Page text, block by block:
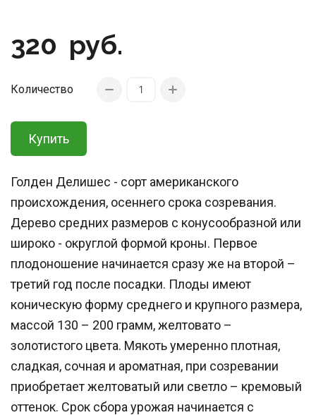
320 руб.
Количество
Купить
Голден Делишес - сорт американского
происхождения, осеннего срока созревания.
Дерево средних размеров с конусообразной или
широко - округлой формой кроны. Первое
плодоношение начинается сразу же на второй –
третий год после посадки. Плоды имеют
коническую форму среднего и крупного размера,
массой 130 – 200 грамм, желтовато –
золотистого цвета. Мякоть умеренно плотная,
сладкая, сочная и ароматная, при созревании
приобретает желтоватый или светло – кремовый
оттенок. Срок сбора урожая начинается с